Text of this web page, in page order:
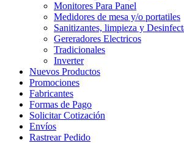
Monitores Para Panel
Medidores de mesa y/o portatiles
Sanitizantes, limpieza y
Gereradores Electricos
Tradicionales
Inverter
Nuevos Productos
Promociones
Fabricantes
Formas de Pago
Solicitar Cotización
Envíos
Rastrear Pedido